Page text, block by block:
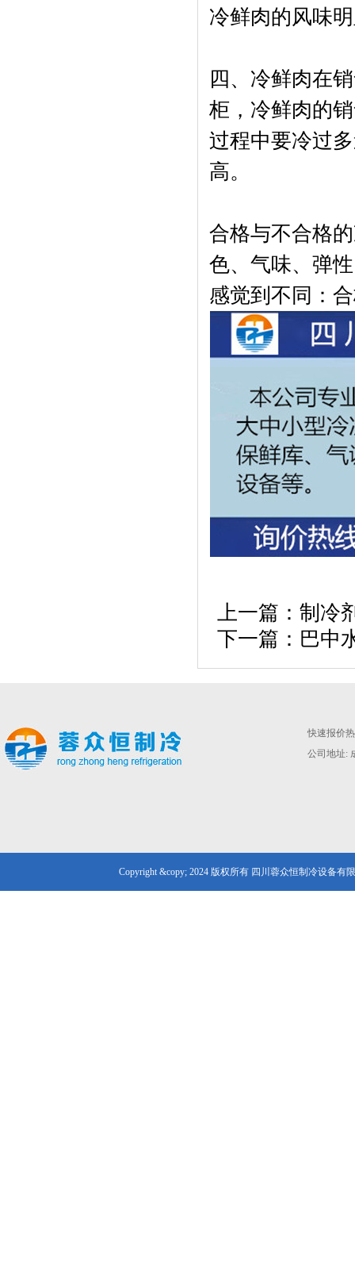
冷鲜肉的风味
四、冷鲜肉在
柜，冷鲜肉的
过程中要冷过
高。
合格与不合格
色、气味、弹
感觉到不同：
上一篇：制冷
下一篇： 巴中
快速报价
公司地址:
Copyright &copy; 2024 版权所有 四川蓉众恒制冷设备有